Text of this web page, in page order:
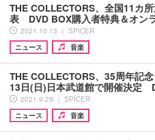
THE COLLECTORS、全国11カ
表 DVD BOX購入者特典＆オン
2021.10.13 ｜ SPICER
ニュース
音楽
THE COLLECTORS、35周年記
13日(日)日本武道館で開催決定
2021.9.29 ｜ SPICER
ニュース
音楽